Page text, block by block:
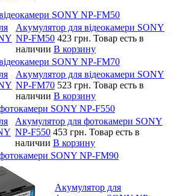
SONY NP-FM50
Акумулятор для відеокамери SONY
NP-FM50 423 грн. Товар есть в
наличии В корзину
SONY NP-FM70
Акумулятор для відеокамери SONY
NP-FM70 523 грн. Товар есть в
наличии В корзину
SONY NP-F550
Акумулятор для фотокамери SONY
NP-F550 453 грн. Товар есть в
наличии В корзину
SONY NP-FM90
Акумулятор для